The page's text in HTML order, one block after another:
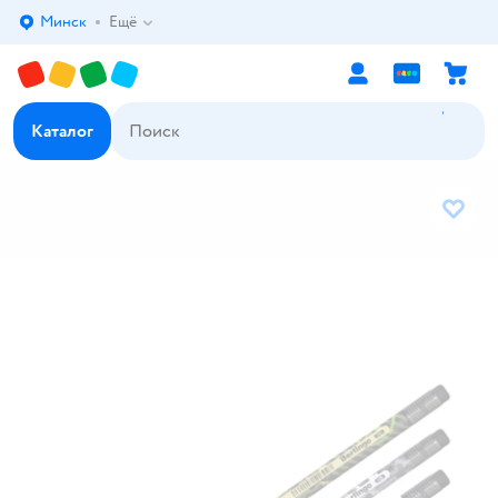
Выбор адреса доставки.
Минск Ещё
Каталог
В